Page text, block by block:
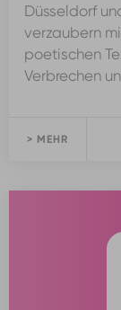
Düsseldorf
verzaubern
poetischen
Verbrechen
> MEHR